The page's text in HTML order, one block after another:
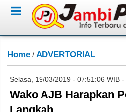
Home / ADVERTORIAL
Selasa, 19/03/2019 - 07:51:06 WIB -
Wako AJB Harapkan
Langkah